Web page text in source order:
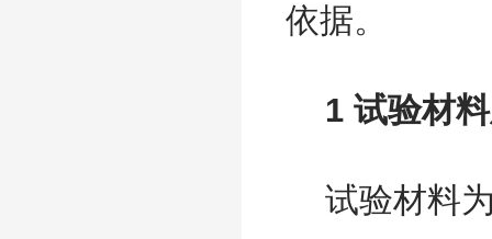
依据。
1 试验材
试验材料为